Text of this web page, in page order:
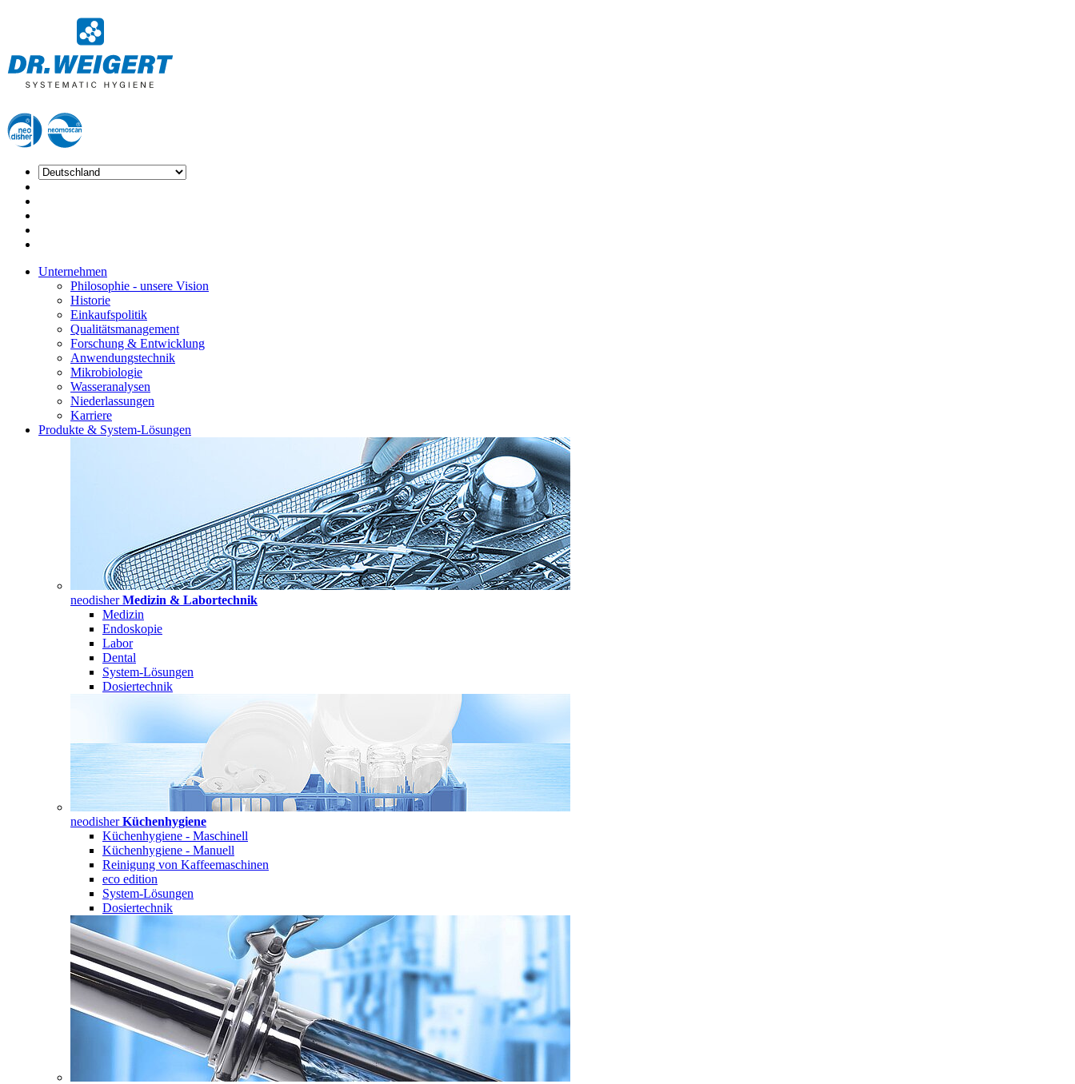
Unternehmen
Philosophie - unsere Vision
Historie
Einkaufspolitik
Qualitätsmanagement
Forschung & Entwicklung
Anwendungstechnik
Mikrobiologie
Wasseranalysen
Niederlassungen
Karriere
Produkte & System-Lösungen
neodisherMedizin & Labortechnik
Medizin
Endoskopie
Labor
Dental
System-Lösungen
Dosiertechnik
neodisherKüchenhygiene
Küchenhygiene - Maschinell
Küchenhygiene - Manuell
Reinigung von Kaffeemaschinen
eco edition
System-Lösungen
Dosiertechnik